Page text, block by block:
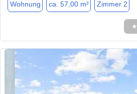
Wohnung ca. 57,00 m² Zimmer 2
★